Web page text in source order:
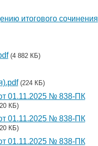
итогового сочинения
(4 882 КБ)
(224 КБ)
01.11.2025 № 838-ПК
КБ)
01.11.2025 № 838-ПК
КБ)
01.11.2025 № 838-ПК